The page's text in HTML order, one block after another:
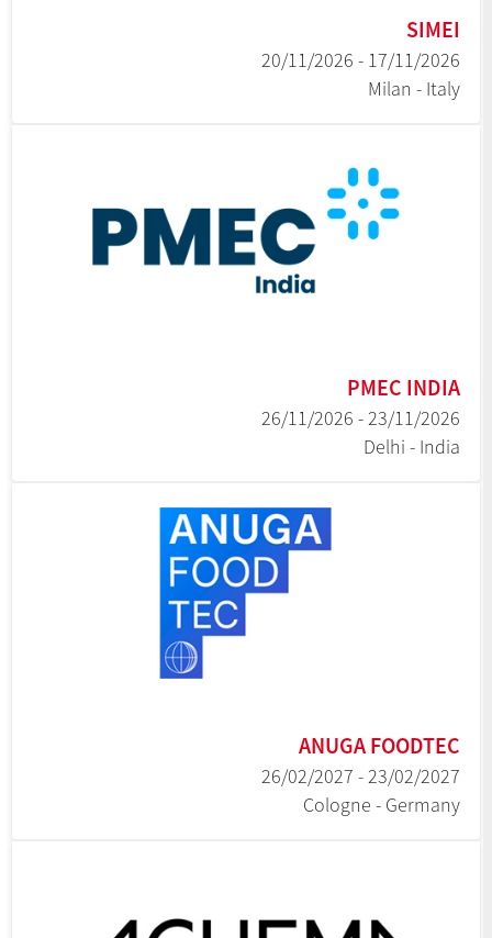
SIMEI
17/11/2026 - 20/11/2026
Milan - Italy
PMEC INDIA
23/11/2026 - 26/11/2026
Delhi - India
ANUGA FOODTEC
23/02/2027 - 26/02/2027
Cologne - Germany